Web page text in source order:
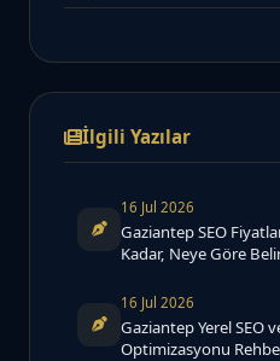
İlgili Yazılar
16 Jul 2026
Gaziantep SEO
Kadar, Neye Göre
16 Jul 2026
Gaziantep Yerel SEO
Optimizasyonu